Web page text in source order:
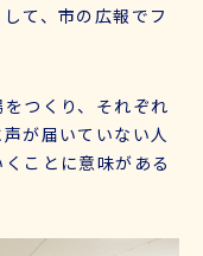
て、市の広報でフ
つくり、それぞれ
が届いていない人
ことに意味がある